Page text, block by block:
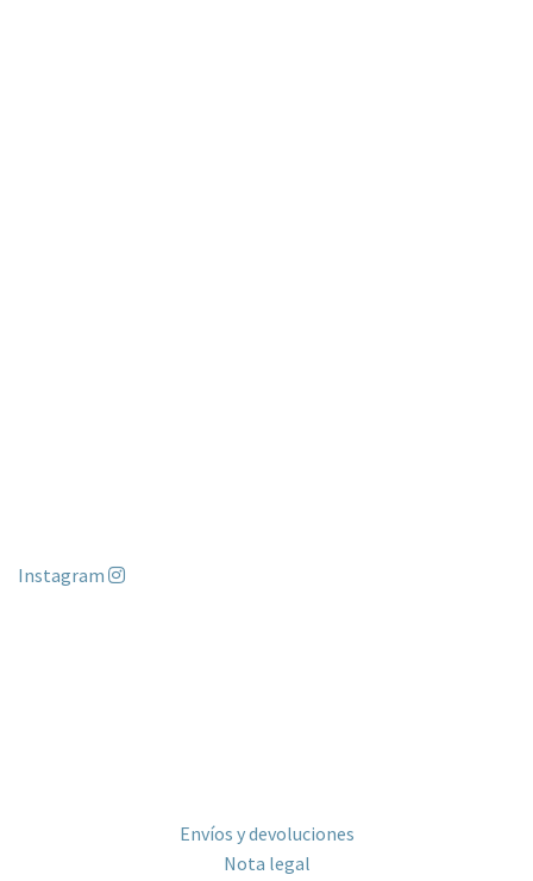
Instagram
Envíos y devoluciones
Nota legal